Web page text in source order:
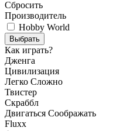
Сбросить
Производитель
Hobby World
Выбрать
Как играть?
Дженга
Цивилизация
Легко Сложно
Твистер
Скраббл
Двигаться Соображать
Fluxx